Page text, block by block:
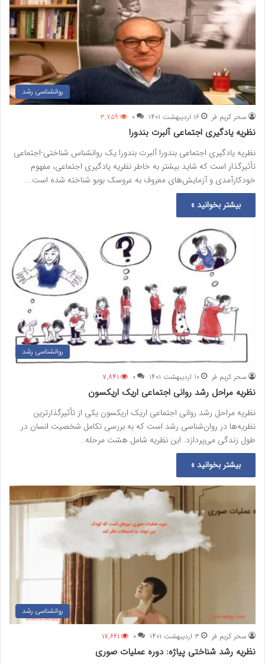
روانشناسی رشد
سحر کریم فر ۱۶ اردیبهشت ۱۴۰۱ ۰ ۳,۷۵۹
نظریه یادگیری اجتماعی آلبرت بندورا
نظریه یادگیری اجتماعی بندورا آلبرت بندورا یک روانشناس شناختی-اجتماعی
تأثیرگذار است که شاید بیشتر به خاطر نظریه یادگیری اجتماعی، مفهوم
خودکارآمدی و آزمایش‌های معروف به عروسک بوبو شناخته شده است.…
بیشتر بخوانید »
روانشناسی رشد
سحر کریم فر ۱۰ اردیبهشت ۱۴۰۱ ۰ ۷,۸۴۱
نظریه مراحل رشد روانی اجتماعی اریک اریکسون
نظریه مراحل رشد روانی اجتماعی اریک اریکسون یکی از تأثیرگذارترین
نظریه‌ها در روان‌شناسی رشد است که به بررسی تکامل شخصیت انسان در
طول زندگی می‌پردازد. این نظریه شامل هشت مرحله…
بیشتر بخوانید »
روانشناسی رشد
سحر کریم فر ۳ اردیبهشت ۱۴۰۱ ۰ ۱۷,۶۶۱
نظریه رشد شناختی پیاژه: دوره عملیات صوری